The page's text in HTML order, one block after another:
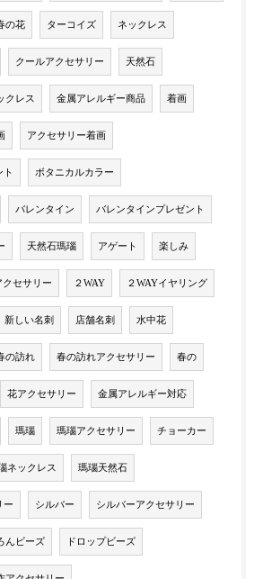
の花 ターコイズ ネックレス
クールアクセサリー 天然石
クレス 金属アレルギー商品 着画
アクセサリー着画
ト ボタニカルカラー
バレンタイン バレンタインプレゼント
天然石瑪瑙 アゲート 楽しみ
クセサリー ２WAY ２WAYイヤリング
新しい名刺 店舗名刺 水中花
の訪れ 春の訪れアクセサリー 春の
花アクセサリー 金属アレルギー対応
瑪瑙 瑪瑙アクセサリー チョーカー
ネックレス 瑪瑙天然石
ー シルバー シルバーアクセサリー
んビーズ ドロップビーズ